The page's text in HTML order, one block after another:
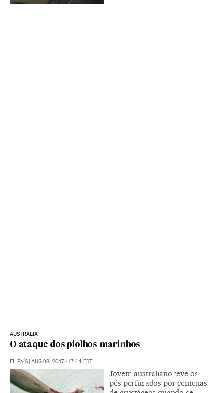
AUSTRÁLIA
O ataque dos piolhos marinhos
EL PAÍS AUG 08, 2017 - 17:44 EDT
Jovem australiano teve os
pés perfurados por centenas